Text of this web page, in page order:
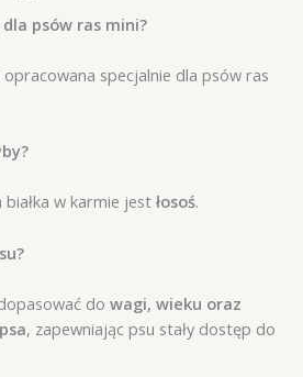
psów ras mini?
specjalnie dla psów ras
białka w karmie jest łosoś.
do wagi, wieku oraz
, zapewniając psu stały dostęp do